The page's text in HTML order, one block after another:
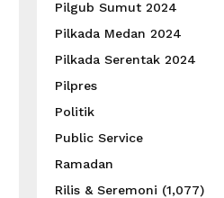
Pilgub Sumut 2024
Pilkada Medan 2024
Pilkada Serentak 2024
Pilpres
Politik
Public Service
Ramadan
Rilis & Seremoni (1,077)